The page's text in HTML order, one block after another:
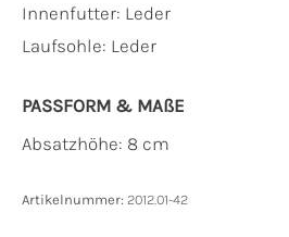
Innenfutter: Leder
Laufsohle: Leder
PASSFORM & MAẞE
Absatzhöhe: 8 cm
Artikelnummer: 2012.01-42